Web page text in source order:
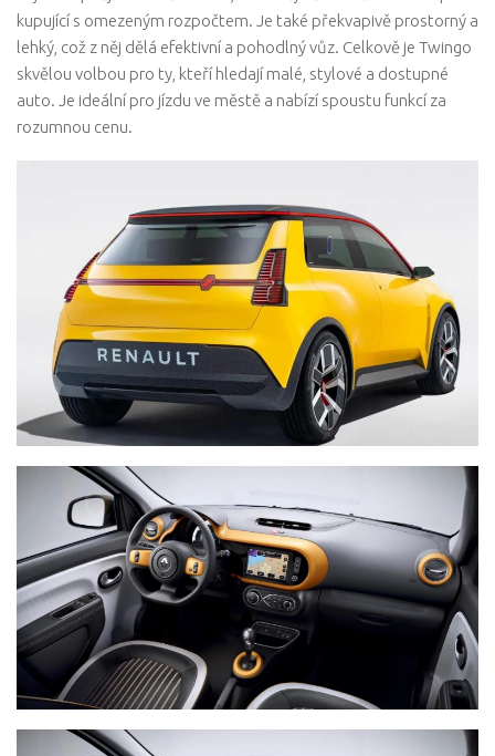
kupující s omezeným rozpočtem. Je také překvapivě prostorný a
lehký, což z něj dělá efektivní a pohodlný vůz. Celkově je Twingo
skvělou volbou pro ty, kteří hledají malé, stylové a dostupné
auto. Je ideální pro jízdu ve městě a nabízí spoustu funkcí za
rozumnou cenu.